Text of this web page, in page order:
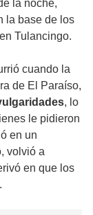
la noche,
la base de los
Tulancingo.
cuando la
de El Paraíso,
, lo
le pidieron
en un
volvió a
en que los